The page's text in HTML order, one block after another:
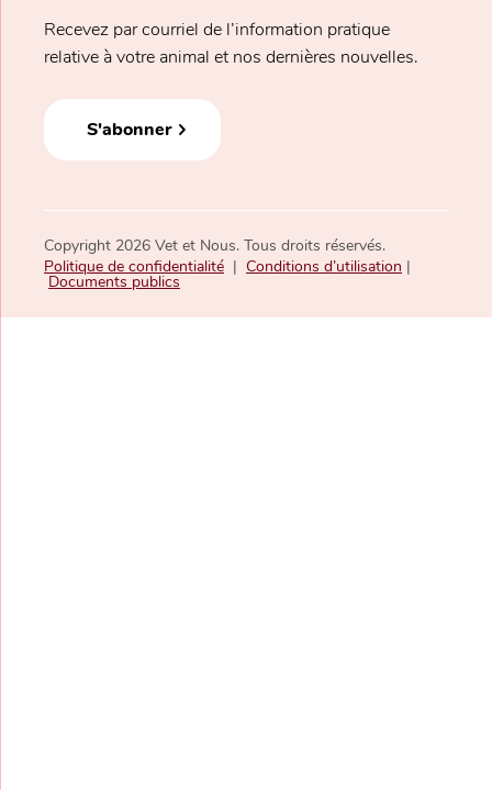
Recevez par courriel de l’information pratique
relative à votre animal et nos dernières nouvelles.
S'abonner
Copyright 2026 Vet et Nous. Tous droits réservés.
Politique de confidentialité | Conditions d’utilisation |
Documents publics